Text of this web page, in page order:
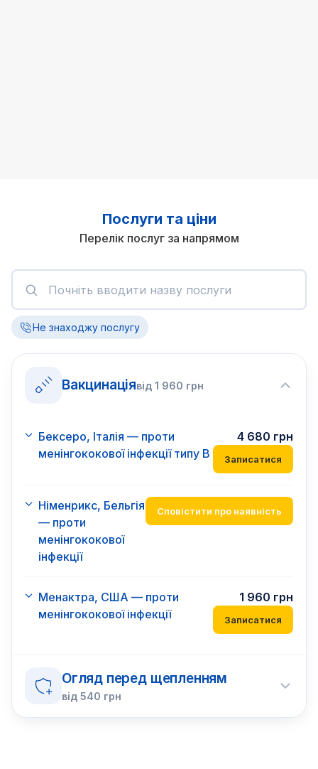
Послуги та ціни
Перелік послуг за напрямом
Не знаходжу послугу
Вакцинаціявід1 960 грн
Бексеро, Італія — проти
менінгококової інфекції типу В
4 680 грн
Записатися
Німенрикс, Бельгія
— проти
менінгококової
інфекції
Сповістити про наявність
Менактра, США — проти
менінгококової інфекції
1 960 грн
Записатися
Огляд перед щепленням
від 540 грн